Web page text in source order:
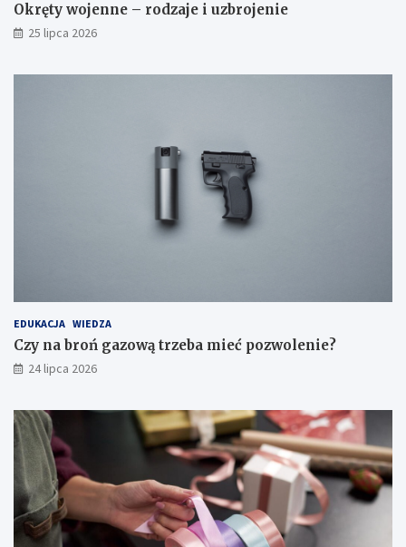
Okręty wojenne – rodzaje i uzbrojenie
25 lipca 2026
EDUKACJA WIEDZA
Czy na broń gazową trzeba mieć pozwolenie?
24 lipca 2026